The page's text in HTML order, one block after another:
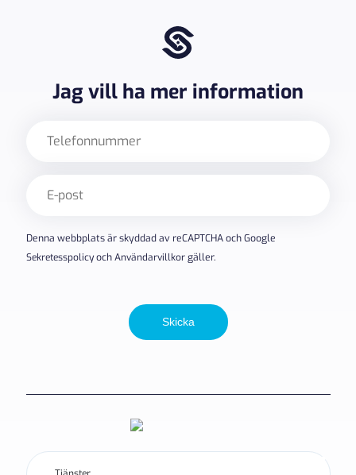
Jag vill ha mer information
post
Denna webbplats är skyddad av reCAPTCHA och Google
SekretesspolicyochAnvändarvillkorgäller.
Skicka